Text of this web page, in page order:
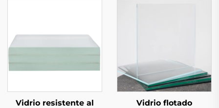
Vidrio resistente al
Vidrio flotado